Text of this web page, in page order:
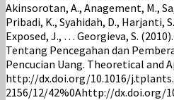
Akinsorotan, A., Anagement, M.,
Pribadi, K., Syahidah, D., Harjanti,
Exposed, J., … Georgieva, S.
Tentang Pencegahan dan
Pencucian Uang. Theoretical and
http://dx.doi.org/10.1016/
2156/12/42%0Ahttp://dx.doi.org/